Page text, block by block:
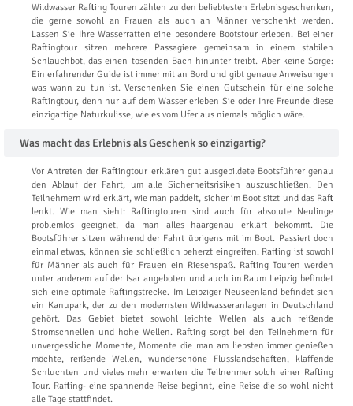
Wildwasser Rafting Touren zählen zu den beliebtesten Erlebnisgeschenken,
die gerne sowohl an Frauen als auch an Männer verschenkt werden.
Lassen Sie Ihre Wasserratten eine besondere Bootstour erleben. Bei einer
Raftingtour sitzen mehrere Passagiere gemeinsam in einem stabilen
Schlauchbot, das einen tosenden Bach hinunter treibt. Aber keine Sorge:
Ein erfahrender Guide ist immer mit an Bord und gibt genaue Anweisungen
was wann zu tun ist. Verschenken Sie einen Gutschein für eine solche
Raftingtour, denn nur auf dem Wasser erleben Sie oder Ihre Freunde diese
einzigartige Naturkulisse, wie es vom Ufer aus niemals möglich wäre.
Was macht das Erlebnis als Geschenk so einzigartig?
Vor Antreten der Raftingtour erklären gut ausgebildete Bootsführer genau
den Ablauf der Fahrt, um alle Sicherheitsrisiken auszuschließen. Den
Teilnehmern wird erklärt, wie man paddelt, sicher im Boot sitzt und das Raft
lenkt. Wie man sieht: Raftingtouren sind auch für absolute Neulinge
problemlos geeignet, da man alles haargenau erklärt bekommt. Die
Bootsführer sitzen während der Fahrt übrigens mit im Boot. Passiert doch
einmal etwas, können sie schließlich beherzt eingreifen. Rafting ist sowohl
für Männer als auch für Frauen ein Riesenspaß. Rafting Touren werden
unter anderem auf der Isar angeboten und auch im Raum Leipzig befindet
sich eine optimale Raftingstrecke. Im Leipziger Neuseenland befindet sich
ein Kanupark, der zu den modernsten Wildwasseranlagen in Deutschland
gehört. Das Gebiet bietet sowohl leichte Wellen als auch reißende
Stromschnellen und hohe Wellen. Rafting sorgt bei den Teilnehmern für
unvergessliche Momente, Momente die man am liebsten immer genießen
möchte, reißende Wellen, wunderschöne Flusslandschaften, klaffende
Schluchten und vieles mehr erwarten die Teilnehmer solch einer Rafting
Tour. Rafting- eine spannende Reise beginnt, eine Reise die so wohl nicht
alle Tage stattfindet.